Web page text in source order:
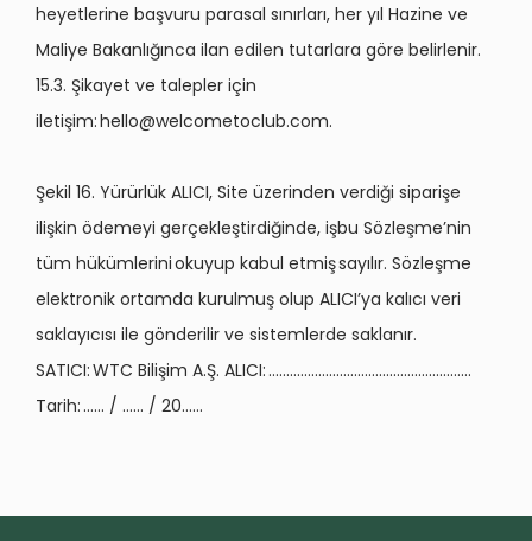
heyetlerine başvuru parasal sınırları, her yıl Hazine ve
Maliye Bakanlığınca ilan edilen tutarlara göre belirlenir.
15.3. Şikayet ve talepler için
iletişim:hello@welcometoclub.com.
Şekil 16. Yürürlük ALICI, Site üzerinden verdiği siparişe
ilişkin ödemeyi gerçekleştirdiğinde, işbu Sözleşme’nin
tüm hükümlerini okuyup kabul etmiş sayılır. Sözleşme
elektronik ortamda kurulmuş olup ALICI’ya kalıcı veri
saklayıcısı ile gönderilir ve sistemlerde saklanır.
SATICI: WTC Bilişim A.Ş. ALICI: .........................................................
Tarih: …… / …… / 20……